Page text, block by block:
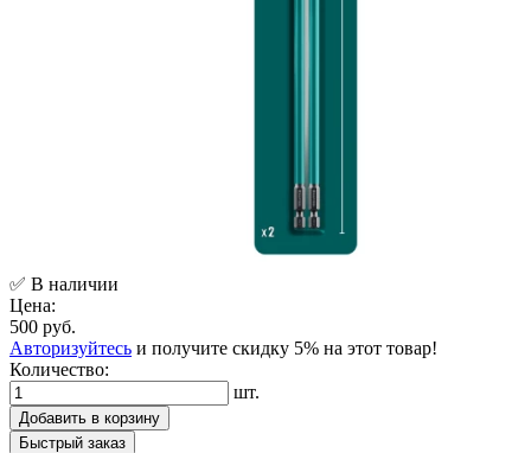
✅ В наличии
Цена:
500 руб.
Авторизуйтесь и получите скидку 5% на этот товар!
Количество:
шт.
Добавить в корзину
Быстрый заказ